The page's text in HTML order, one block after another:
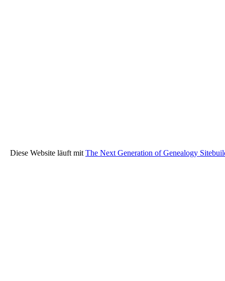
Diese Website läuft mit The Next Generation of Genealogy